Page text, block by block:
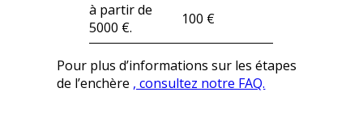
à partir de
5000 €.
100 €
Pour plus d’informations sur les étapes
de l’enchère , consultez notre FAQ.